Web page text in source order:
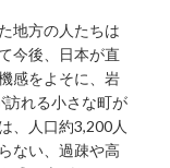
地方の人たちは
今後、日本が直
感をよそに、岩
れる小さな町が
、人口約3,200人
ない、過疎や高